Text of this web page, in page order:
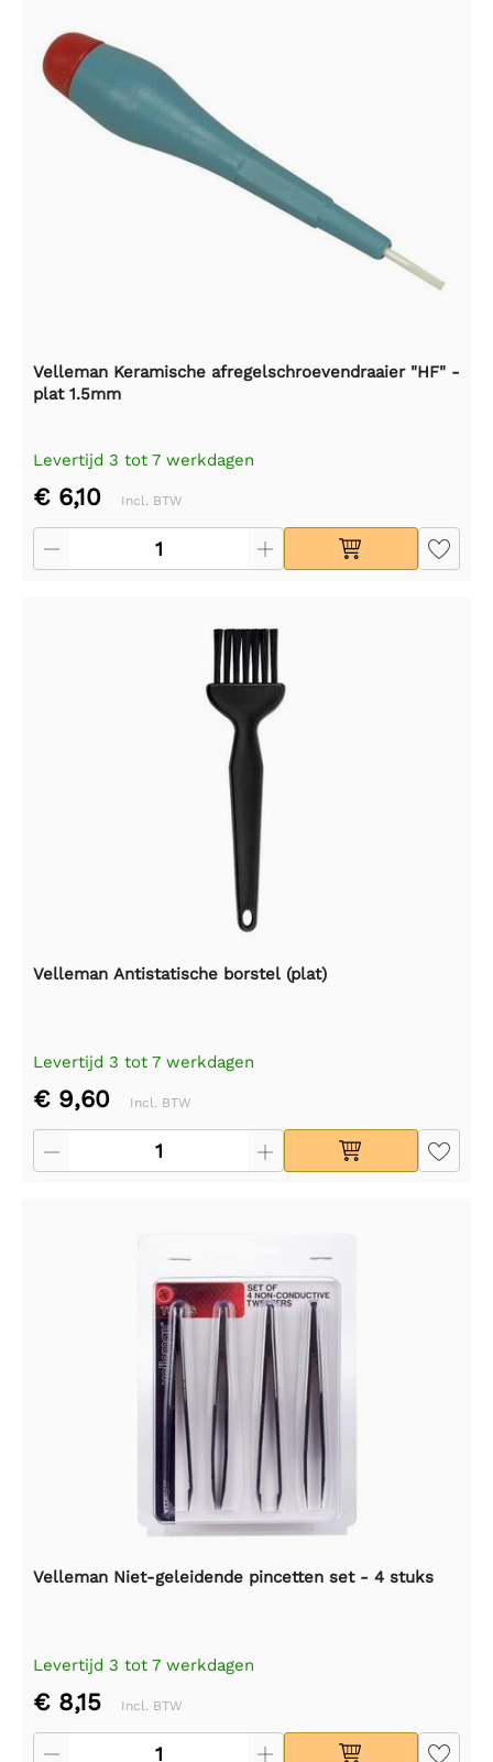
Velleman Keramische afregelschroevendraaier "HF" -
plat 1.5mm
Levertijd 3 tot 7 werkdagen
€ 6,10 Incl. BTW
Velleman Antistatische borstel (plat)
Levertijd 3 tot 7 werkdagen
€ 9,60 Incl. BTW
Velleman Niet-geleidende pincetten set - 4 stuks
Levertijd 3 tot 7 werkdagen
€ 8,15 Incl. BTW